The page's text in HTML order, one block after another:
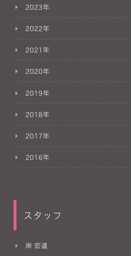
2023年
2022年
2021年
2020年
2019年
2018年
2017年
2016年
スタッフ
岸 宏道